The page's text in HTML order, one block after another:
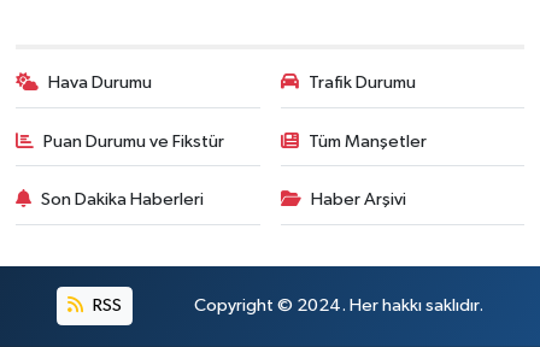
Hava Durumu Trafik Durumu
Puan Durumu ve Fikstür Tüm Manşetler
Son Dakika Haberleri Haber Arşivi
RSS Copyright © 2024. Her hakkı saklıdır.